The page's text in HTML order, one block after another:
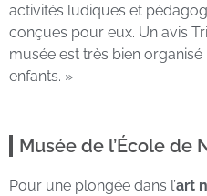
activités ludiques et
conçues pour eux. Un avis
musée est très bien organisé
enfants. »
Musée de l’École de
Pour une plongée dans l’art